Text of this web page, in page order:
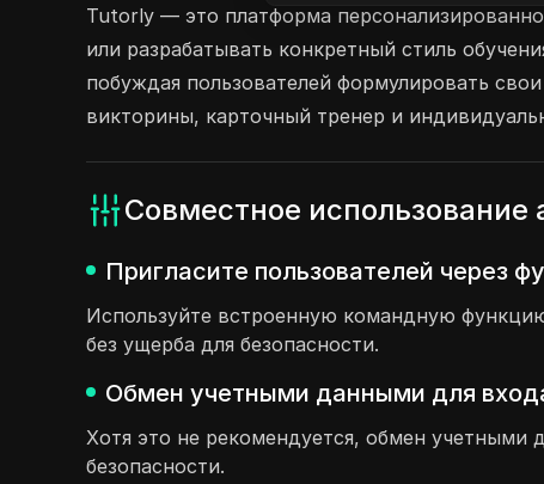
Tutorly — это платформа
или разрабатывать конкретный стиль
побуждая пользователей формулировать
викторины, карточный тренер и
Совместное
Пригласите пользователей через
Используйте встроенную командную
без ущерба для безопасности.
Обмен учетными данными для
Хотя это не рекомендуется, обмен
безопасности.